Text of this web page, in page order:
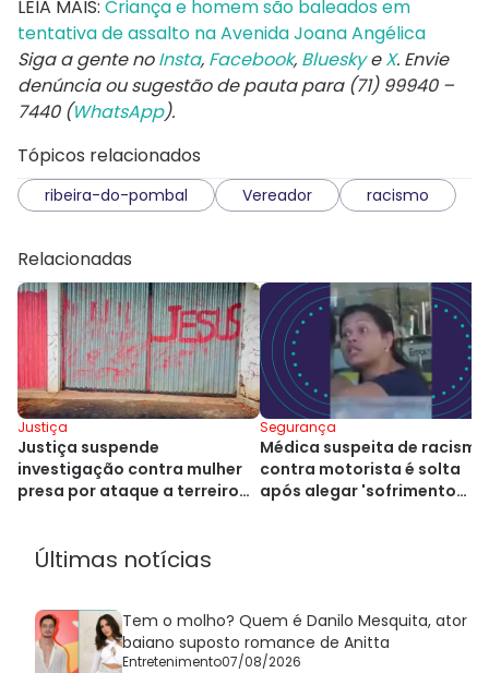
LEIA MAIS: Criança e homem são baleados em
tentativa de assalto na Avenida Joana Angélica
Siga a gente noInsta, Facebook, BlueskyeX. Envie
denúncia ou sugestão de pauta para (71) 99940 –
7440 (WhatsApp).
Tópicos relacionados
ribeira-do-pombal Vereador racismo
Relacionadas
Justiça
Justiça suspende
investigação contra mulher
presa por ataque a terreiro
Segurança
Médica suspeita de racismo
contra motorista é solta
após alegar 'sofrimento
Últimas notícias
Tem o molho? Quem é Danilo Mesquita, ator
baiano suposto romance de Anitta
Entretenimento07/08/2026